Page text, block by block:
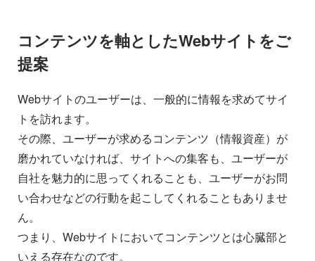
コンテンツを軸としたWebサイトをご
提案
Webサイトのユーザーは、一般的に情報を求めてサイ
トを訪れます。
その際、ユーザーが求めるコンテンツ（情報資産）が
磨かれていなければ、サイトへの集客も、ユーザーが
自社を魅力的に思ってくれることも、ユーザーがお問
い合わせなどの行動を起こしてくれることもありませ
ん。
つまり、Webサイトにおいてコンテンツとは心臓部と
いえる存在なのです。